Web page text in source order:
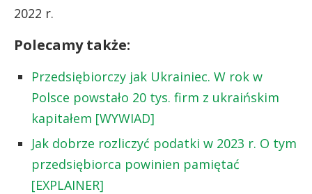
2022 r.
Polecamy także:
Przedsiębiorczy jak Ukrainiec. W rok w
Polsce powstało 20 tys. firm z ukraińskim
kapitałem [WYWIAD]
Jak dobrze rozliczyć podatki w 2023 r. O tym
przedsiębiorca powinien pamiętać
[EXPLAINER]